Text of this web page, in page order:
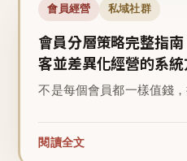
會員經營 私域社群
會員分層策略完整指
客並差異化經營的系
不是每個會員都一樣值錢
閱讀全文